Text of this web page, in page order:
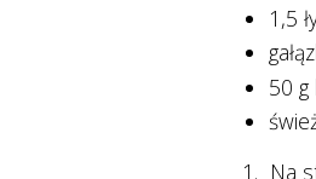
1,5
50 g
Na